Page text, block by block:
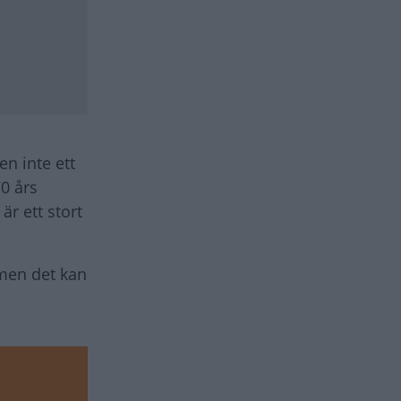
inte ett
års
ett stort
det kan